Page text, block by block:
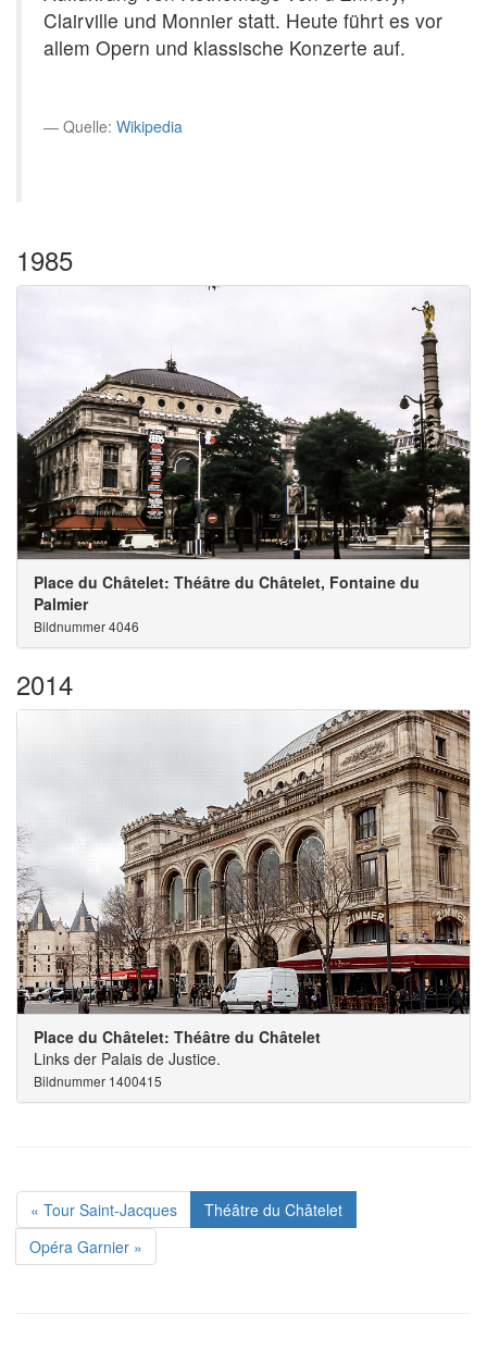
Clairville und Monnier statt. Heute führt es vor
allem Opern und klassische Konzerte auf.
Quelle: Wikipedia
1985
Place du Châtelet: Théâtre du Châtelet, Fontaine du
Palmier
Bildnummer 4046
2014
Place du Châtelet: Théâtre du Châtelet
Links der Palais de Justice.
Bildnummer 1400415
« Tour Saint-Jacques
Théâtre du Châtelet
Opéra Garnier »